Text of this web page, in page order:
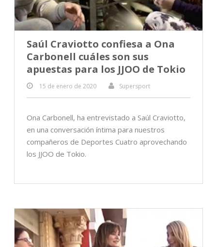
Saúl Craviotto confiesa a Ona
Carbonell cuáles son sus
apuestas para los JJOO de Tokio
15 de enero de 2020 Supersport
Ona Carbonell, ha entrevistado a Saúl Craviotto,
en una conversación íntima para nuestros
compañeros de Deportes Cuatro aprovechando
los JJOO de Tokio.